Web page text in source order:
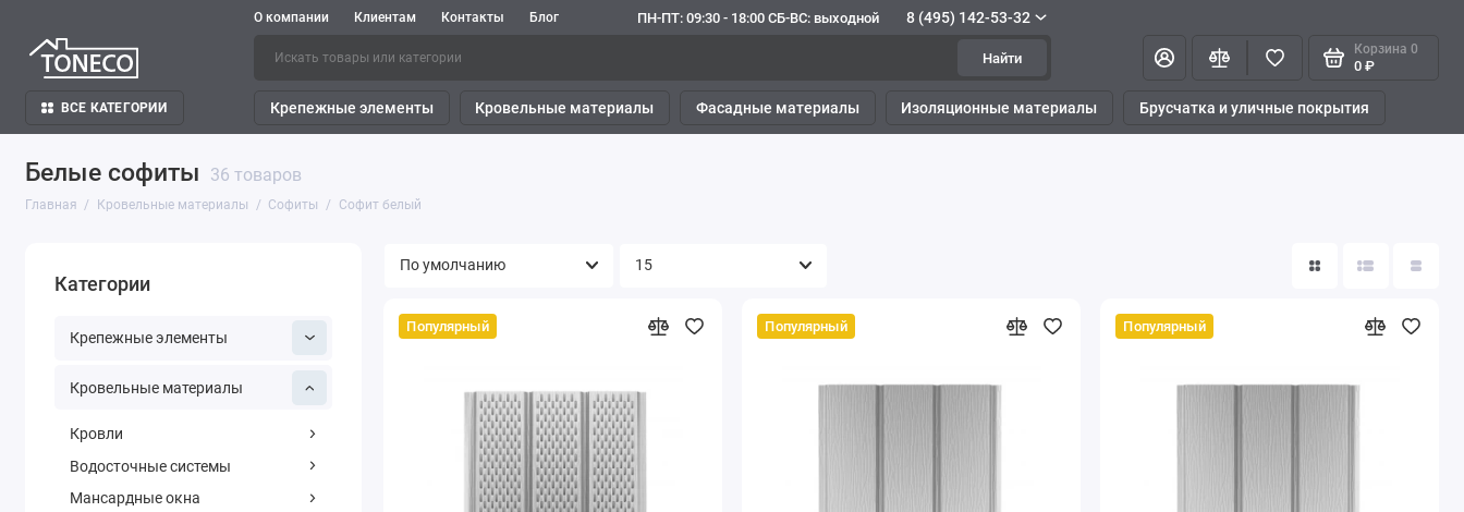
О компании Клиентам Контакты Блог ПН-ПТ: 09:30 - 18:00 СБ-ВС: выходной 8 (495) 142-53-32
Найти
Корзина 0
0 ₽
ВСЕ КАТЕГОРИИ Крепежные элементы Кровельные материалы Фасадные материалы Изоляционные материалы Брусчатка и уличные покрытия
Белые софиты 36 товаров
Главная Кровельные материалы Софиты Софит белый
Категории
Крепежные элементы
Кровельные материалы
Кровли
Водосточные системы
Мансардные окна
Популярный Популярный Популярный